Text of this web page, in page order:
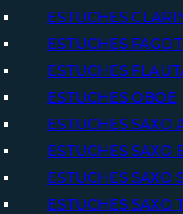
ESTUCHES
ESTUCHES FAGOT
ESTUCHES
ESTUCHES OBOE
ESTUCHES SAXO
ESTUCHES SAXO
ESTUCHES SAXO
ESTUCHES SAXO